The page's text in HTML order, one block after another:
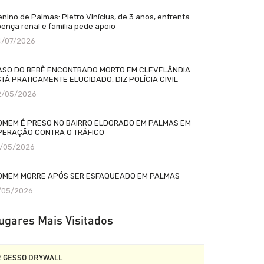
de Palmas: Pietro Vinícius, de 3 anos, enfrenta
renal e família pede apoio
07/2026
DO BEBÊ ENCONTRADO MORTO EM CLEVELÂNDIA
PRATICAMENTE ELUCIDADO, DIZ POLÍCIA CIVIL
05/2026
É PRESO NO BAIRRO ELDORADO EM PALMAS EM
CONTRA O TRÁFICO
05/2026
MORRE APÓS SER ESFAQUEADO EM PALMAS
05/2026
Mais Visitados
GESSO DRYWALL